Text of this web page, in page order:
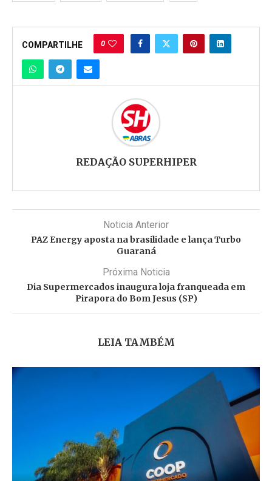
COMPARTILHE 0
REDAÇÃO SUPERHIPER
Noticia Anterior
PAZ Energy aposta na brasilidade e lança Turbo
Guaraná
Próxima Noticia
Dia Supermercados inaugura loja franqueada em
Pirapora do Bom Jesus (SP)
LEIA TAMBÉM